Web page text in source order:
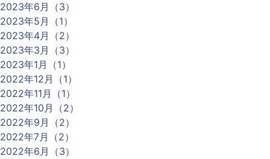
2023年6月（3）
2023年5月（1）
2023年4月（2）
2023年3月（3）
2023年1月（1）
2022年12月（1）
2022年11月（1）
2022年10月（2）
2022年9月（2）
2022年7月（2）
2022年6月（3）